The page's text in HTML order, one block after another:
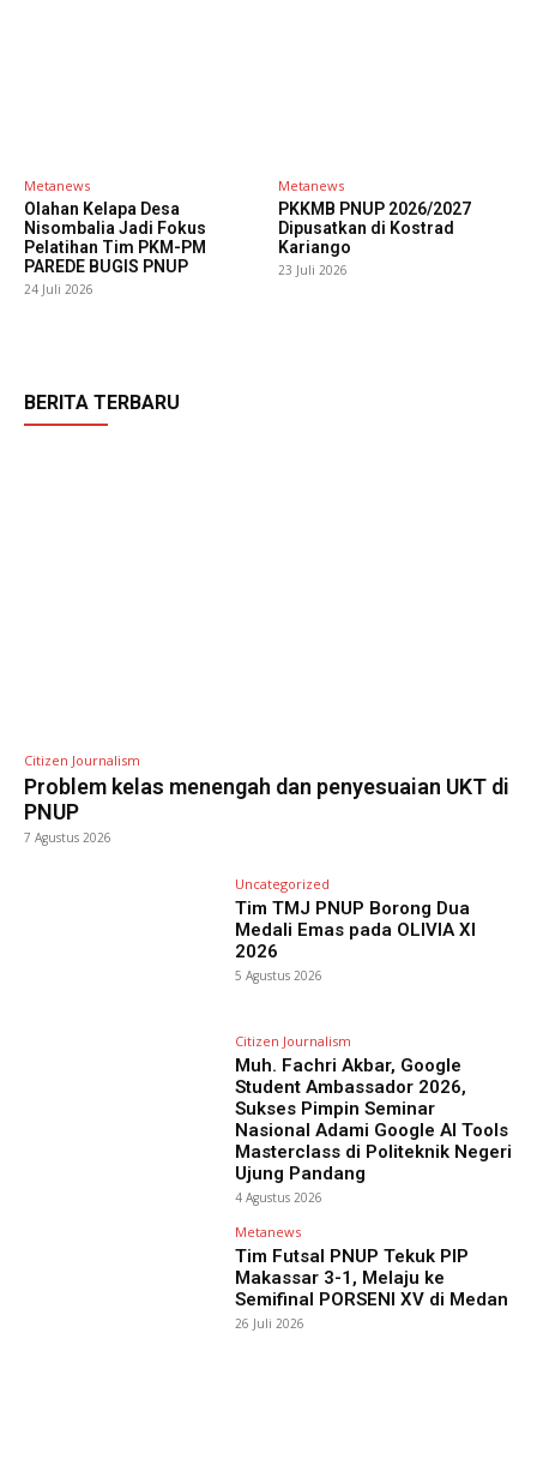
Metanews
Olahan Kelapa Desa
Nisombalia Jadi Fokus
Pelatihan Tim PKM-PM
PAREDE BUGIS PNUP
24 Juli 2026
Metanews
PKKMB PNUP 2026/2027
Dipusatkan di Kostrad
Kariango
23 Juli 2026
BERITA TERBARU
Citizen Journalism
Problem kelas menengah dan penyesuaian UKT di
PNUP
7 Agustus 2026
Uncategorized
Tim TMJ PNUP Borong Dua
Medali Emas pada OLIVIA XI
2026
5 Agustus 2026
Citizen Journalism
Muh. Fachri Akbar, Google
Student Ambassador 2026,
Sukses Pimpin Seminar
Nasional Adami Google AI Tools
Masterclass di Politeknik Negeri
Ujung Pandang
4 Agustus 2026
Metanews
Tim Futsal PNUP Tekuk PIP
Makassar 3-1, Melaju ke
Semifinal PORSENI XV di Medan
26 Juli 2026